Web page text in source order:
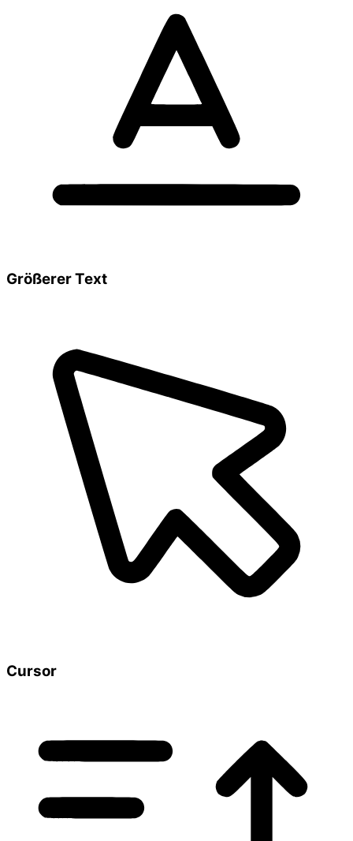
Größerer Text
Cursor